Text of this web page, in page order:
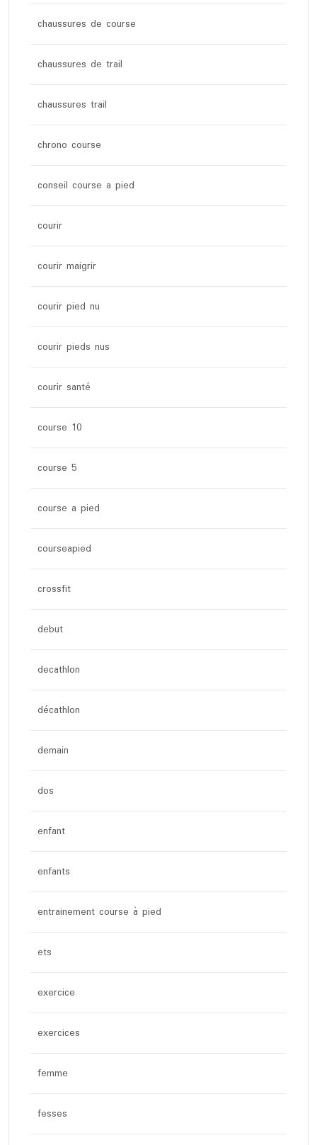
chaussures de course
chaussures de trail
chaussures trail
chrono course
conseil course a pied
courir
courir maigrir
courir pied nu
courir pieds nus
courir santé
course 10
course 5
course a pied
courseapied
crossfit
debut
decathlon
décathlon
demain
dos
enfant
enfants
entrainement course à pied
ets
exercice
exercices
femme
fesses